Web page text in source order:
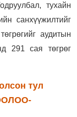
тухайн
санхүүжилтийг
аудитын
291 сая төгрөг
тул